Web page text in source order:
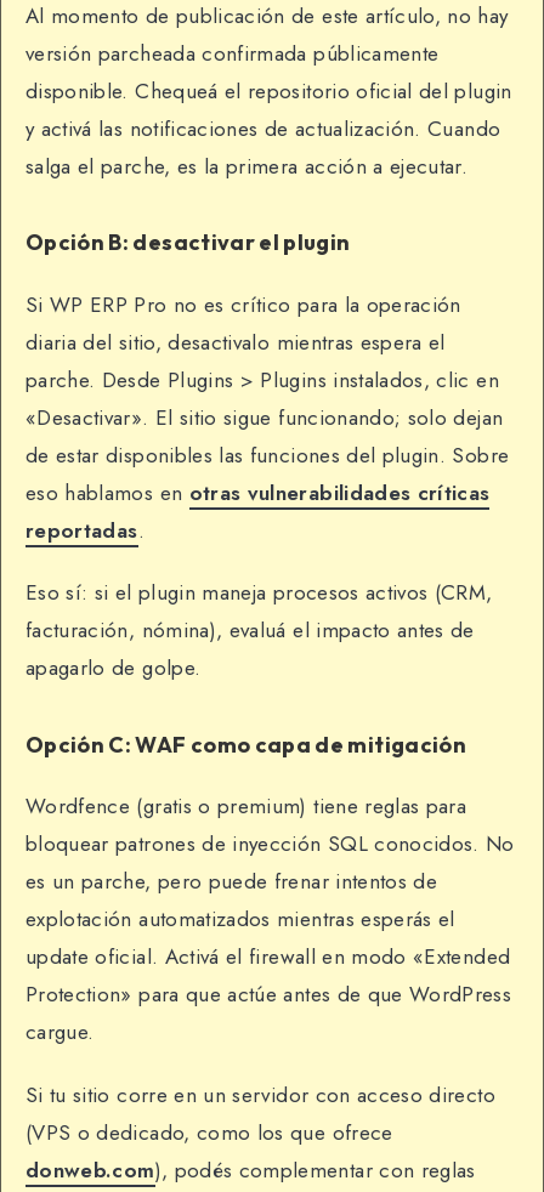
Al momento de publicación de este artículo, no hay
versión parcheada confirmada públicamente
disponible. Chequeá el repositorio oficial del plugin
y activá las notificaciones de actualización. Cuando
salga el parche, es la primera acción a ejecutar.
Opción B: desactivar el plugin
Si WP ERP Pro no es crítico para la operación
diaria del sitio, desactivalo mientras espera el
parche. Desde Plugins > Plugins instalados, clic en
«Desactivar». El sitio sigue funcionando; solo dejan
de estar disponibles las funciones del plugin. Sobre
eso hablamos en otras vulnerabilidades críticas
reportadas.
Eso sí: si el plugin maneja procesos activos (CRM,
facturación, nómina), evaluá el impacto antes de
apagarlo de golpe.
Opción C: WAF como capa de mitigación
Wordfence (gratis o premium) tiene reglas para
bloquear patrones de inyección SQL conocidos. No
es un parche, pero puede frenar intentos de
explotación automatizados mientras esperás el
update oficial. Activá el firewall en modo «Extended
Protection» para que actúe antes de que WordPress
cargue.
Si tu sitio corre en un servidor con acceso directo
(VPS o dedicado, como los que ofrece
donweb.com), podés complementar con reglas